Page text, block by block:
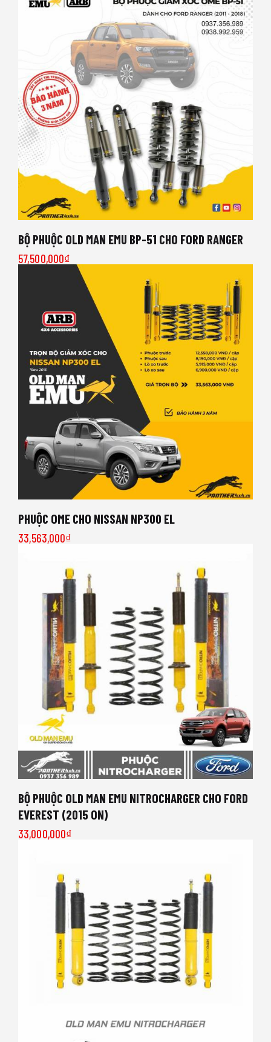
BỘ PHUỘC OLD MAN EMU BP-51 CHO FORD RANGER
57,500,000₫
PHUỘC OME CHO NISSAN NP300 EL
33,563,000₫
BỘ PHUỘC OLD MAN EMU NITROCHARGER CHO FORD
EVEREST (2015 ON)
33,000,000₫